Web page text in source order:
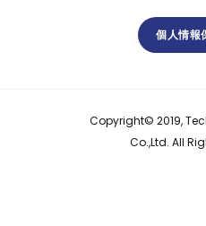
個人情報
Copyright© 2019,
Co.,Ltd. All